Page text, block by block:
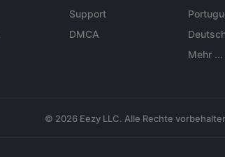
Support
DMCA
Mehr ...
© 2026 Eezy LLC. Alle Rechte